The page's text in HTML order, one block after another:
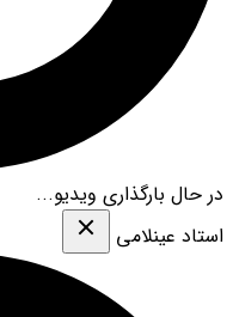
در حال بارگذاری ویدیو...
استاد عینلامی